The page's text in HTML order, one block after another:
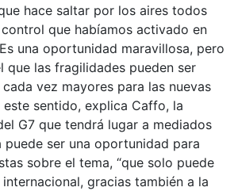
hace saltar por los aires todos
que habíamos activado en
una oportunidad maravillosa, pero
que las fragilidades pueden ser
vez mayores para las nuevas
este sentido, explica Caffo, la
G7 que tendrá lugar a mediados
puede ser una oportunidad para
sobre el tema, “que solo puede
gracias también a la